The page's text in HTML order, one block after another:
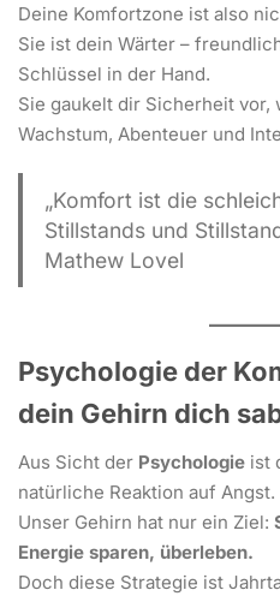
Deine Komfortzone ist also
Sie ist dein Wärter –
Schlüssel in der Hand.
Sie gaukelt dir Sicherheit vor,
Wachstum, Abenteuer und
„Komfort ist die
Stillstands und
Mathew Lovel
Psychologie der
dein Gehirn dich
Aus Sicht der Psychologie ist
natürliche Reaktion auf Angst.
Unser Gehirn hat nur ein Ziel:
Energie sparen, überleben.
Doch diese Strategie ist